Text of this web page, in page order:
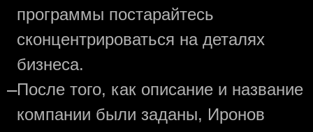
программы постарайтесь
сконцентрироваться на деталях
бизнеса.
—После того, как описание и название
компании были заданы, Иронов